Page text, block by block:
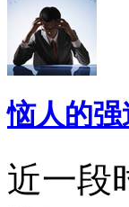
恼人的
近一段